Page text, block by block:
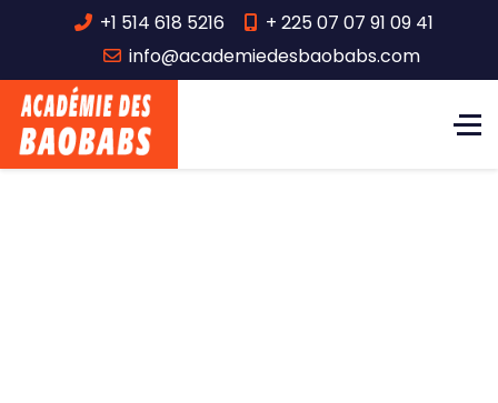
+1 514 618 5216
+ 225 07 07 91 09 41
info@academiedesbaobabs.com